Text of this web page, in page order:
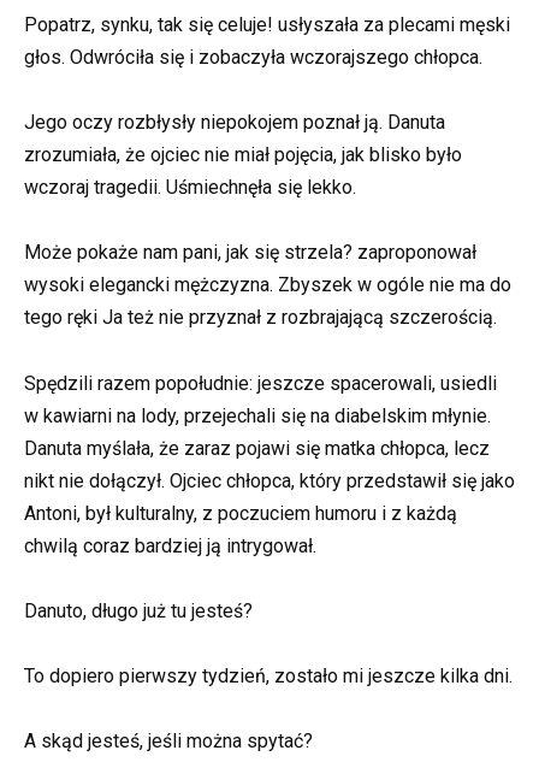
Popatrz, synku, tak się celuje! usłyszała za plecami męski
głos. Odwróciła się i zobaczyła wczorajszego chłopca.
Jego oczy rozbłysły niepokojem poznał ją. Danuta
zrozumiała, że ojciec nie miał pojęcia, jak blisko było
wczoraj tragedii. Uśmiechnęła się lekko.
Może pokaże nam pani, jak się strzela? zaproponował
wysoki elegancki mężczyzna. Zbyszek w ogóle nie ma do
tego ręki Ja też nie przyznał z rozbrajającą szczerością.
Spędzili razem popołudnie: jeszcze spacerowali, usiedli
w kawiarni na lody, przejechali się na diabelskim młynie.
Danuta myślała, że zaraz pojawi się matka chłopca, lecz
nikt nie dołączył. Ojciec chłopca, który przedstawił się jako
Antoni, był kulturalny, z poczuciem humoru i z każdą
chwilą coraz bardziej ją intrygował.
Danuto, długo już tu jesteś?
To dopiero pierwszy tydzień, zostało mi jeszcze kilka dni.
A skąd jesteś, jeśli można spytać?